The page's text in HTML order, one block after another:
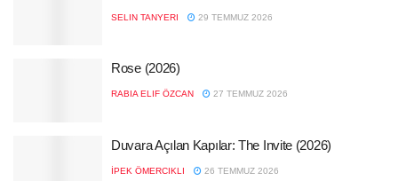
SELIN TANYERI 29 TEMMUZ 2026
Rose (2026)
RABIA ELIF ÖZCAN 27 TEMMUZ 2026
Duvara Açılan Kapılar: The Invite (2026)
İPEK ÖMERCIKLI 26 TEMMUZ 2026